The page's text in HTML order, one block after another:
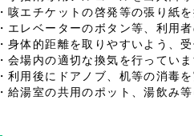
・咳エチケットの啓発等の張り紙
・エレベーターのボタン等、利用
・身体的距離を取りやすいよう、
・会場内の適切な換気を行っていま
・利用後にドアノブ、机等の消毒
・給湯室の共用のポット、湯飲み